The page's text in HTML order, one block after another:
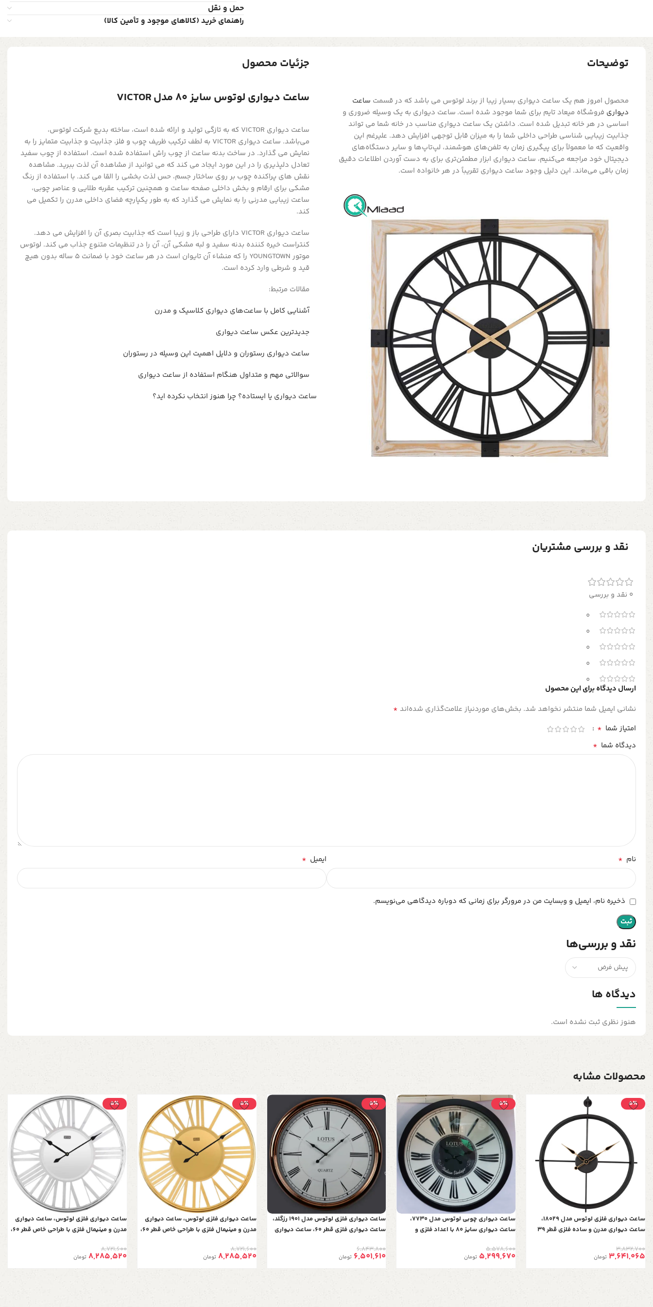
حمل و نقل
راهنمای خرید (کالاهای موجود و تأمین کالا)
توضیحات
محصول امروز هم یک ساعت دیواری بسیار زیبا از برند لوتوس می باشد که در قسمت ساعت
دیواری فروشگاه میعاد تایم برای شما موجود شده است. ساعت دیواری به یک وسیله ضروری و
اساسی در هر خانه تبدیل شده است. داشتن یک ساعت دیواری مناسب در خانه شما می تواند
جذابیت زیبایی شناسی طراحی داخلی شما را به میزان قابل توجهی افزایش دهد. علیرغم این
واقعیت که ما معمولاً برای پیگیری زمان به تلفن‌های هوشمند، لپ‌تاپ‌ها و سایر دستگاه‌های
دیجیتال خود مراجعه می‌کنیم، ساعت دیواری ابزار مطمئن‌تری برای به دست آوردن اطلاعات دقیق
زمان باقی می‌ماند. این دلیل وجود ساعت دیواری تقریباً در هر خانواده است.
جزئیات محصول
ساعت دیواری لوتوس سایز 80 مدل VICTOR
ساعت دیواری VICTOR که به تازگی تولید و ارائه شده است، ساخته بدیع شرکت لوتوس،
می‌باشد. ساعت دیواری VICTOR به لطف ترکیب ظریف چوب و فلز، جذابیت و جذابیت متمایز را به
نمایش می گذارد. در ساخت بدنه ساعت از چوب راش استفاده شده است. استفاده از چوب سفید
تعادل دلپذیری را در این مورد ایجاد می کند که می توانید از مشاهده آن لذت ببرید. مشاهده
نقش های پراکنده چوب بر روی ساختار جسم، حس لذت بخشی را القا می کند. با استفاده از رنگ
مشکی برای ارقام و بخش داخلی صفحه ساعت و همچنین ترکیب عقربه طلایی و عناصر چوبی،
ساعت زیبایی مدرنی را به نمایش می گذارد که به طور یکپارچه فضای داخلی مدرن را تکمیل می
کند.
ساعت دیواری VICTOR دارای طراحی باز و زیبا است که جذابیت بصری آن را افزایش می دهد.
کنتراست خیره کننده بدنه سفید و لبه مشکی آن، آن را در تنظیمات متنوع جذاب می کند. لوتوس
موتور YOUNGTOWN را که منشاء آن تایوان است در هر ساعت خود با ضمانت 5 ساله بدون هیچ
قید و شرطی وارد کرده است.
مقالات مرتبط:
آشنایی کامل با ساعت‌های دیواری کلاسیک و مدرن
جدیدترین عکس ساعت دیواری
ساعت دیواری رستوران و دلایل اهمیت این وسیله در رستوران
سوالاتی مهم و متداول هنگام استفاده از ساعت دیواری
ساعت دیواری یا ایستاده؟ چرا هنوز انتخاب نکرده اید؟
نقد و بررسی مشتریان
0 نقد و بررسی
0
0
0
0
0
نقد و بررسی‌ها
دیدگاه ها
هنوز نظری ثبت نشده است.
ارسال دیدگاه برای این محصول
نشانی ایمیل شما منتشر نخواهد شد. بخش‌های موردنیاز علامت‌گذاری شده‌اند *
امتیاز شما *
دیدگاه شما *
نام * ایمیل *
ذخیره نام، ایمیل و وبسایت من در مرورگر برای زمانی که دوباره دیدگاهی می‌نویسم.
محصولات مشابه
5٪
ساعت دیواری فلزی لوتوس مدل 18029،
ساعت دیواری مدرن و ساده فلزی قطر 39
3,832,700
3,641,065 تومان
5٪
ساعت دیواری چوبی لوتوس مدل 7730،
ساعت دیواری سایز 80 با اعداد فلزی و
سفید
5,578,600
5,299,670 تومان
5٪
ساعت دیواری فلزی لوتوس مدل 1901 رزگلد،
ساعت دیواری فلزی قطر 60، ساعت دیواری
خواب و سالن پذیرایی
6,843,800
6,501,610 تومان
5٪
ساعت دیواری فلزی لوتوس، ساعت دیواری
مدرن و مینیمال فلزی با طراحی خاص قطر 60،
رنگ طلایی | مدل 18027
8,721,600
8,285,520 تومان
5٪
ساعت دیواری فلزی لوتوس، ساعت دیواری
مدرن و مینیمال فلزی با طراحی خاص قطر 60،
مدل 18027
8,721,600
8,285,520 تومان